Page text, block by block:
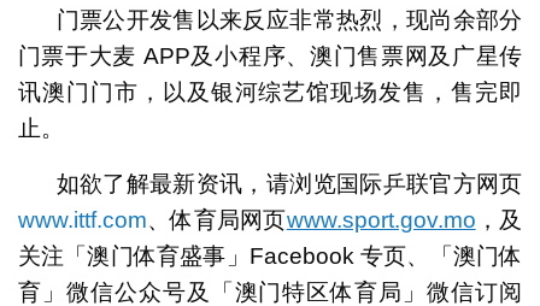
门票公开发售以来反应非常热烈，现尚余部分
门票于大麦 APP及小程序、澳门售票网及广星传
讯澳门门市，以及银河综艺馆现场发售，售完即
止。
如欲了解最新资讯，请浏览国际乒联官方网页
www.ittf.com、体育局网页www.sport.gov.mo ，及
关注「澳门体育盛事」Facebook 专页、「澳门体
育」微信公众号及「澳门特区体育局」微信订阅